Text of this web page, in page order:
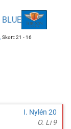
BLUE
Skott: 21 - 16
I. Nylén 20
O. Li 9